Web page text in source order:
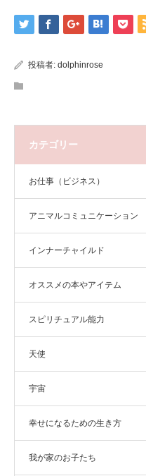
投稿者: dolphinrose
カテゴリー
お仕事（ビジネス）
アニマルコミュニケーション
インナーチャイルド
オススメの本やアイテム
スピリチュアル能力
天使
宇宙
幸せになるための生き方
我が家のお子たち